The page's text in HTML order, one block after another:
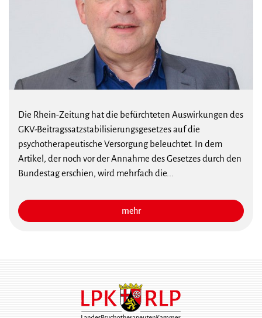
Die Rhein-Zeitung hat die befürchteten Auswirkungen des
GKV-Beitragssatzstabilisierungsgesetzes auf die
psychotherapeutische Versorgung beleuchtet. In dem
Artikel, der noch vor der Annahme des Gesetzes durch den
Bundestag erschien, wird mehrfach die...
mehr